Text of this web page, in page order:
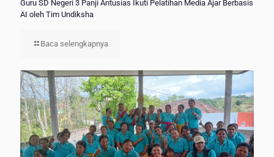
Guru SD Negeri 3 Panji Antusias Ikuti Pelatihan Media Ajar Berbasis
AI oleh Tim Undiksha
Baca selengkapnya